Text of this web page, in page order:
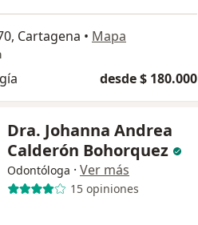
Cartagena • Mapa
desde $ 180.000
Dra. Johanna Andrea
Calderón Bohorquez
Odontóloga · Ver más
15 opiniones